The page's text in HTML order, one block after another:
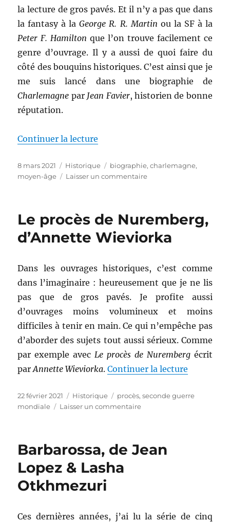
la lecture de gros pavés. Et il n’y a pas que dans
la fantasy à laGeorge R. R. Martin ou la SF à la
Peter F. Hamilton que l’on trouve facilement ce
genre d’ouvrage. Il y a aussi de quoi faire du
côté des bouquins historiques. C’est ainsi que je
me suis lancé dans une biographie de
Charlemagne par Jean Favier, historien de bonne
réputation.
Continuer la lecture
Publié
le
8 mars 2021 Catégories
Historique Étiquettes
biographie,charlemagne,
moyen-âge
Laisser un commentairesur
Favier
Le procès de Nuremberg,
d’Annette Wieviorka
Dans les ouvrages historiques, c’est comme
dans l’imaginaire : heureusement que je ne lis
pas que de gros pavés. Je profite aussi
d’ouvrages moins volumineux et moins
difficiles à tenir en main. Ce qui n’empêche pas
d’aborder des sujets tout aussi sérieux. Comme
par exemple avecLe procès de Nurembergécrit
parAnnette Wieviorka.Continuer la lecture
Publié
le
22 février 2021 Catégories
Historique Étiquettes
procès,seconde guerre
mondiale
Laisser un commentairesur
Nuremberg,
Barbarossa, de Jean
Lopez & Lasha
Otkhmezuri
Ces dernières années, j’ai lu la série de cinq